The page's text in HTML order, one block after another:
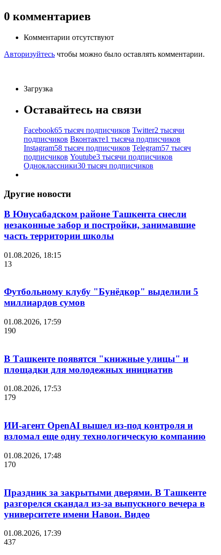
0 комментариев
Комментарии отсутствуют
Авторизуйтесь чтобы можно было оставлять комментарии.
Загрузка
Оставайтесь на связи
Facebook65 тысяч подписчиков Twitter2 тысячи
подписчиков Вконтакте1 тысяча подписчиков
Instagram58 тысяч подписчиков Telegram57 тысяч
подписчиков Youtube3 тысячи подписчиков
Одноклассники30 тысяч подписчиков
Другие новости
В Юнусабадском районе Ташкента снесли
незаконные забор и постройки, занимавшие
часть территории школы
01.08.2026, 18:15
13
Футбольному клубу "Бунёдкор" выделили 5
миллиардов сумов
01.08.2026, 17:59
190
В Ташкенте появятся "книжные улицы" и
площадки для молодежных инициатив
01.08.2026, 17:53
179
ИИ-агент OpenAI вышел из-под контроля и
взломал еще одну технологическую компанию
01.08.2026, 17:48
170
Праздник за закрытыми дверями. В Ташкенте
разгорелся скандал из-за выпускного вечера в
университете имени Навои. Видео
01.08.2026, 17:39
437